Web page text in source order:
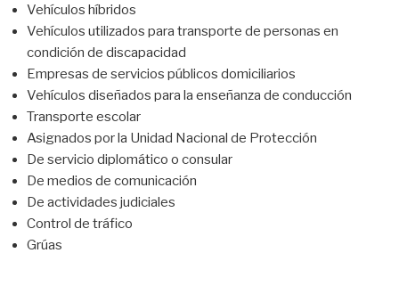
Vehículos híbridos
Vehículos utilizados para transporte de personas en
condición de discapacidad
Empresas de servicios públicos domiciliarios
Vehículos diseñados para la enseñanza de conducción
Transporte escolar
Asignados por la Unidad Nacional de Protección
De servicio diplomático o consular
De medios de comunicación
De actividades judiciales
Control de tráfico
Grúas